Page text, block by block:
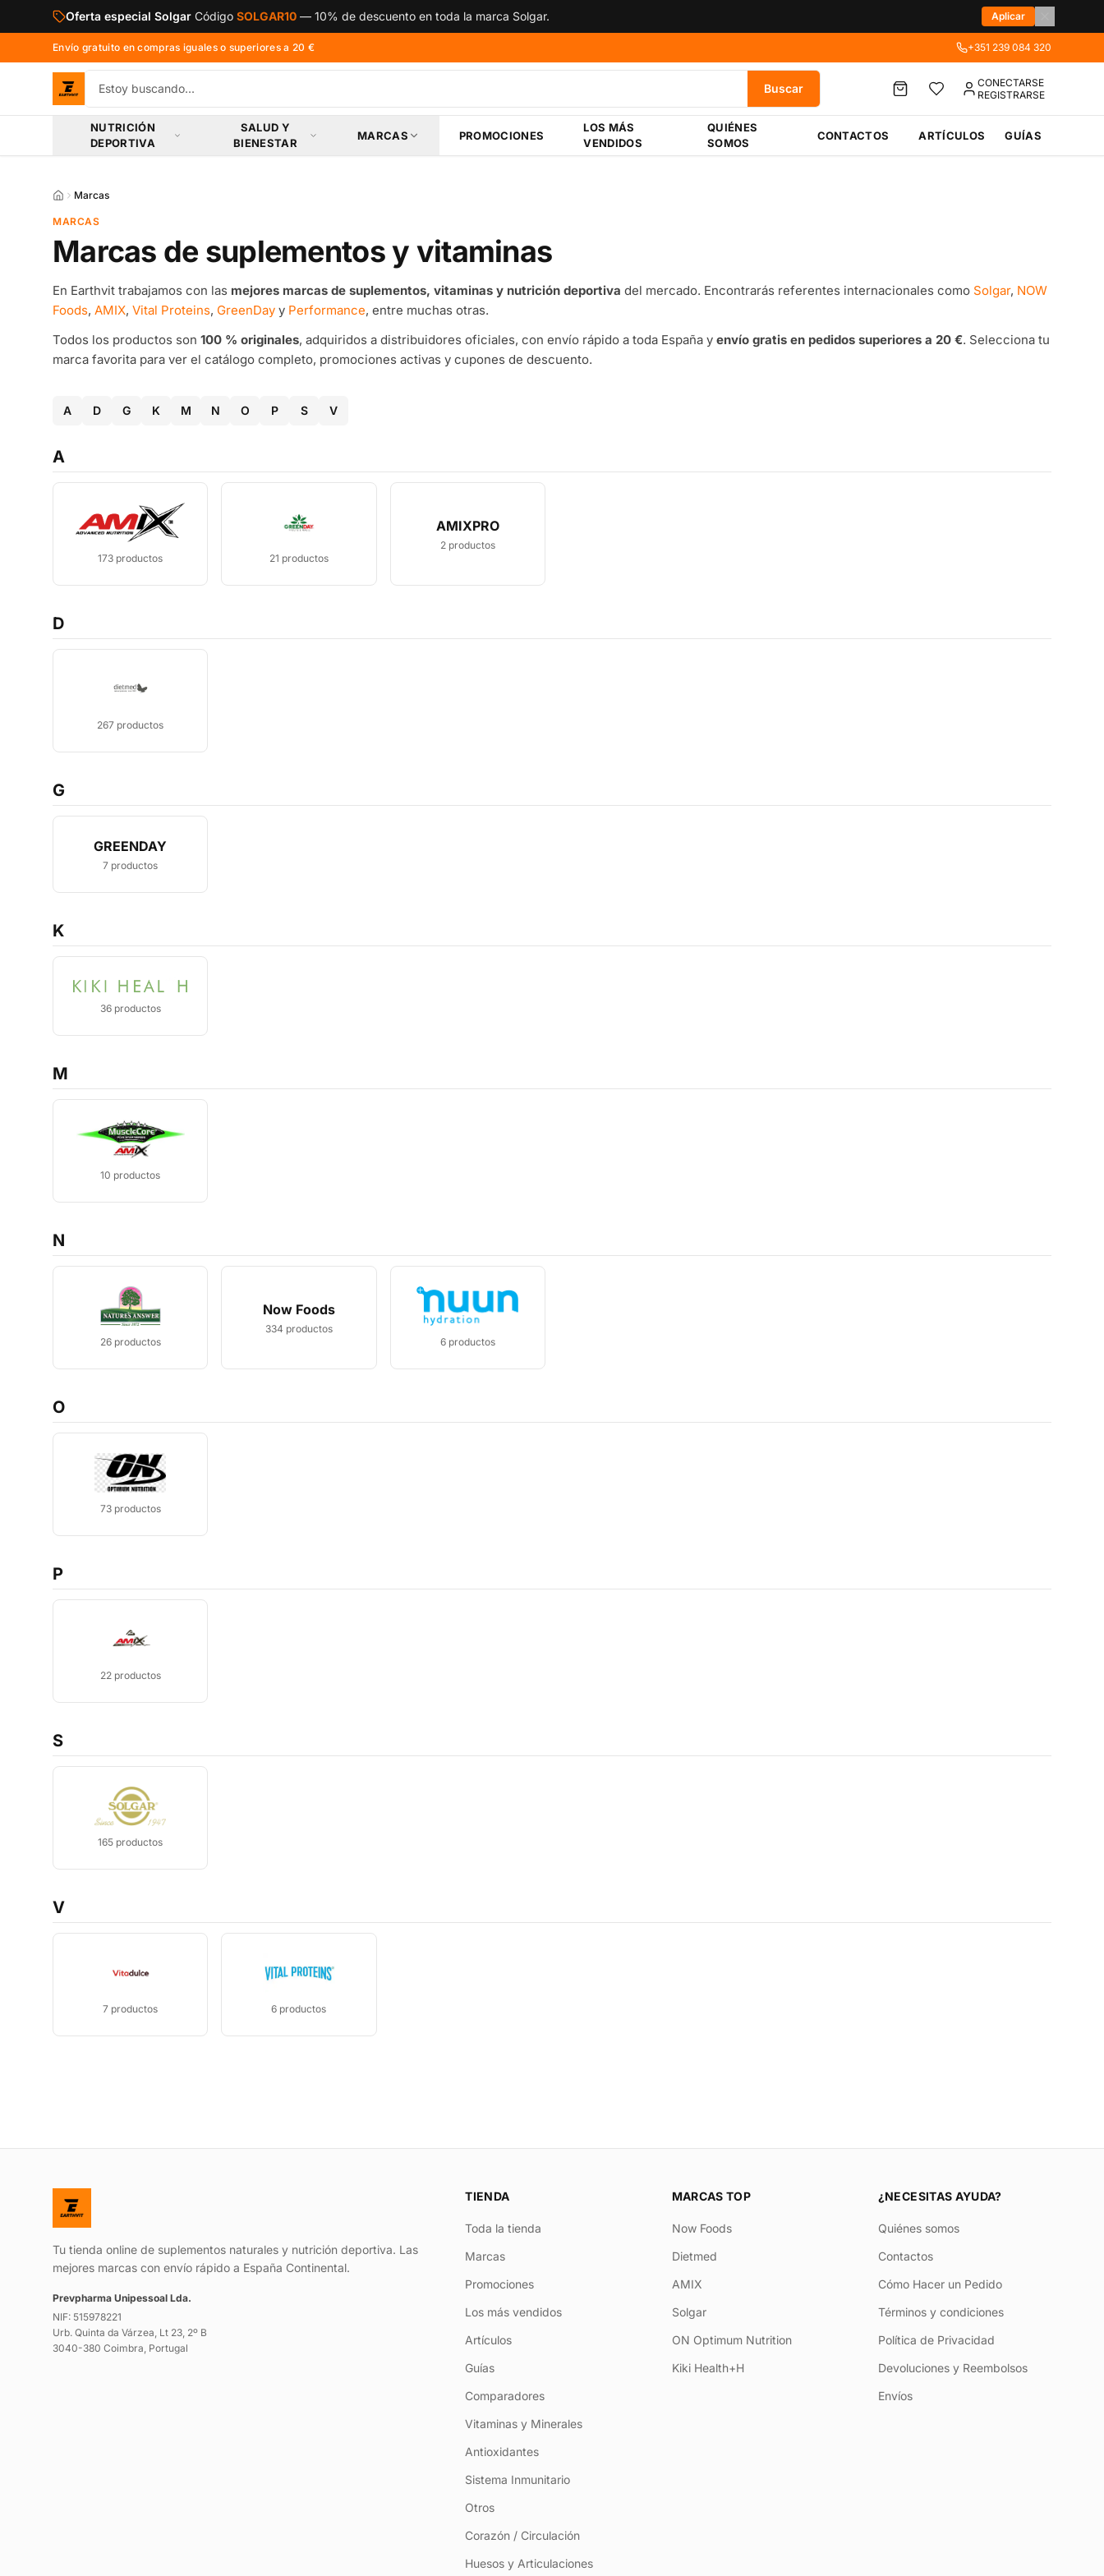
Saltar al contenido principal
Oferta especial Solgar Código SOLGAR10 — 10% de descuento en toda la marca Solgar. Aplicar
Envío gratuito en compras iguales o superiores a 20 € +351 239 084 320
Buscar
CONECTARSE
REGISTRARSE
NUTRICIÓN
DEPORTIVA
SALUD Y
BIENESTAR
MARCAS PROMOCIONES
LOS MÁS
VENDIDOS
QUIÉNES
SOMOS
CONTACTOS ARTÍCULOS GUÍAS
Marcas
MARCAS
Marcas de suplementos y vitaminas
En Earthvit trabajamos con las mejores marcas de suplementos, vitaminas y nutrición deportiva del mercado. Encontrarás referentes internacionales como Solgar, NOW
Foods, AMIX, Vital Proteins, GreenDay y Performance, entre muchas otras.
Todos los productos son 100 % originales, adquiridos a distribuidores oficiales, con envío rápido a toda España y envío gratis en pedidos superiores a 20 €. Selecciona tu
marca favorita para ver el catálogo completo, promociones activas y cupones de descuento.
A D G K M N O P S V
A
173 productos 21 productos
AMIXPRO
2productos
D
267 productos
G
GREENDAY
7 productos
K
36productos
M
10 productos
N
26productos
Now Foods
334 productos
6productos
O
73productos
P
22productos
S
165 productos
V
7 productos 6 productos
Tu tienda online de suplementos naturales y nutrición deportiva. Las
mejores marcas con envío rápido a España Continental.
Prevpharma Unipessoal Lda.
NIF: 515978221
Urb. Quinta da Várzea, Lt 23, 2º B
3040-380 Coimbra, Portugal
TIENDA
Toda la tienda
Marcas
Promociones
Los más vendidos
Artículos
Guías
Comparadores
Vitaminas y Minerales
Antioxidantes
Sistema Inmunitario
Otros
Corazón / Circulación
Huesos y Articulaciones
MARCAS TOP
Now Foods
Dietmed
AMIX
Solgar
ON Optimum Nutrition
Kiki Health+H
¿NECESITAS AYUDA?
Quiénes somos
Contactos
Cómo Hacer un Pedido
Términos y condiciones
Política de Privacidad
Devoluciones y Reembolsos
Envíos